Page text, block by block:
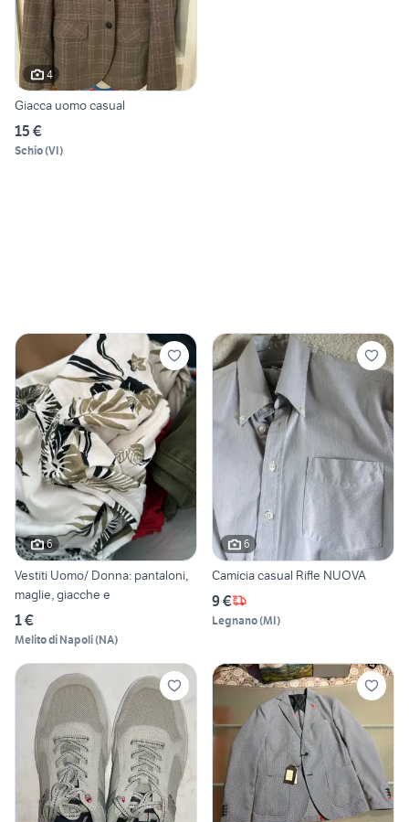
4
Giacca uomo casual
15 €
Schio(VI)
6
Vestiti Uomo/ Donna: pantaloni,
maglie, giacche e
1 €
Melito di Napoli(NA)
6
Camicia casual Rifle NUOVA
9 €
Legnano(MI)